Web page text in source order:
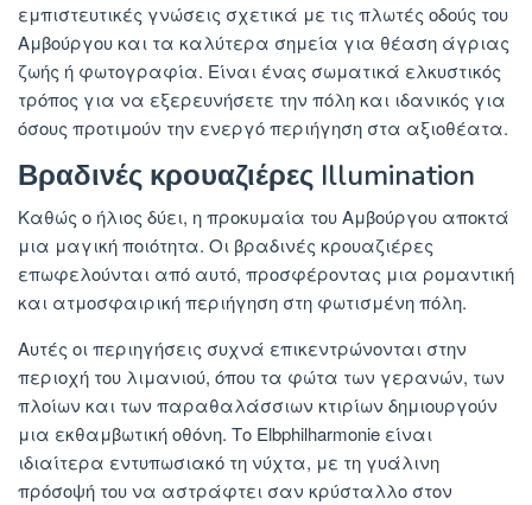
εμπιστευτικές γνώσεις σχετικά με τις πλωτές οδούς του
Αμβούργου και τα καλύτερα σημεία για θέαση άγριας
ζωής ή φωτογραφία. Είναι ένας σωματικά ελκυστικός
τρόπος για να εξερευνήσετε την πόλη και ιδανικός για
όσους προτιμούν την ενεργό περιήγηση στα αξιοθέατα.
Βραδινές κρουαζιέρες Illumination
Καθώς ο ήλιος δύει, η προκυμαία του Αμβούργου αποκτά
μια μαγική ποιότητα. Οι βραδινές κρουαζιέρες
επωφελούνται από αυτό, προσφέροντας μια ρομαντική
και ατμοσφαιρική περιήγηση στη φωτισμένη πόλη.
Αυτές οι περιηγήσεις συχνά επικεντρώνονται στην
περιοχή του λιμανιού, όπου τα φώτα των γερανών, των
πλοίων και των παραθαλάσσιων κτιρίων δημιουργούν
μια εκθαμβωτική οθόνη. Το Elbphilharmonie είναι
ιδιαίτερα εντυπωσιακό τη νύχτα, με τη γυάλινη
πρόσοψή του να αστράφτει σαν κρύσταλλο στον